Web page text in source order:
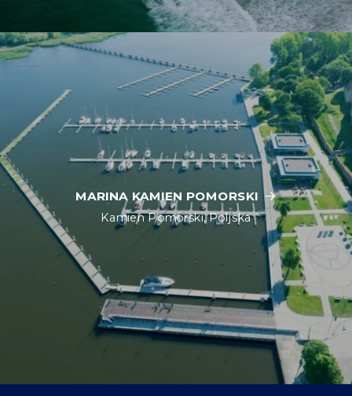
MARINA KAMIEN POMORSKI
Kamien Pomorski, Poljska